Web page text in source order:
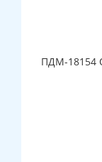
ПДМ-18154